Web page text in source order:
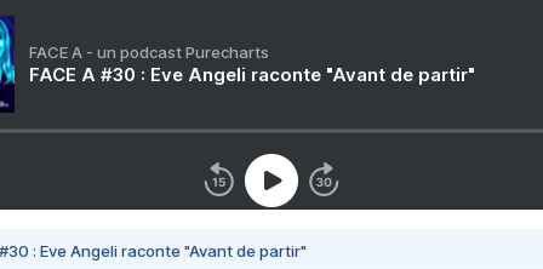
FACE A - un podcast Purecharts
FACE A #30 : Eve Angeli raconte "Avant de partir"
#30 : Eve Angeli raconte "Avant de partir"